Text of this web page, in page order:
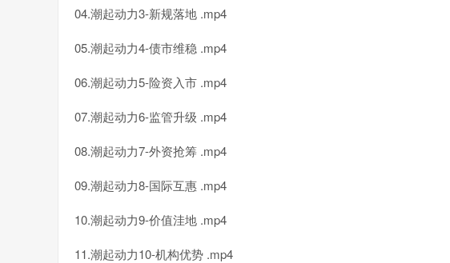
04.潮起动力3-新规落地 .mp4
05.潮起动力4-债市维稳 .mp4
06.潮起动力5-险资入市 .mp4
07.潮起动力6-监管升级 .mp4
08.潮起动力7-外资抢筹 .mp4
09.潮起动力8-国际互惠 .mp4
10.潮起动力9-价值洼地 .mp4
11.潮起动力10-机构优势 .mp4